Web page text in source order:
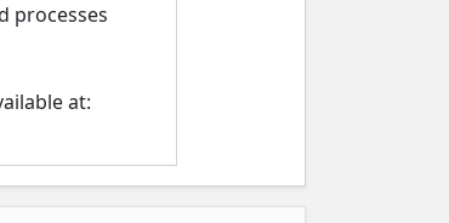
processes
at: